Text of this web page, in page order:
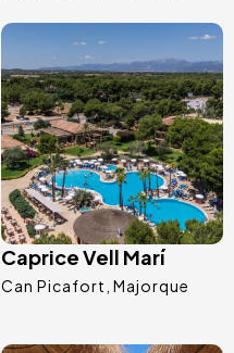
Image
Caprice Vell Marí
Can Picafort Majorque